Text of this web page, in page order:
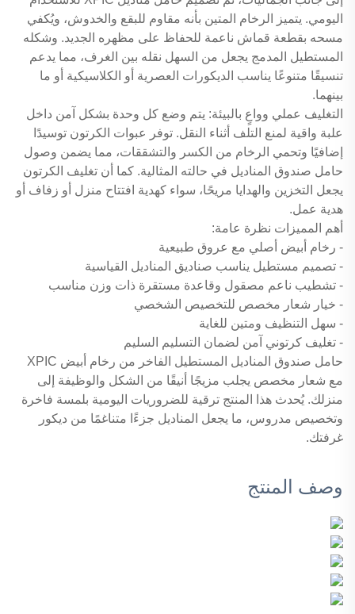
اليومي. يتميز الرخام المتين بأنه مقاوم للبقع والخدوش، ويُكفي
مسحه بقطعة قماش ناعمة للحفاظ على مظهره الجديد. وشكله
المستطيل المدمج يجعل من السهل نقله بين الغرف، مما يدعم
تنسيقًا متنوعًا يناسب الديكورات العصرية أو الكلاسيكية أو ما
بينهما.
التغليف عملي وواعٍ بالبيئة: يتم وضع كل وحدة بشكل آمن داخل
علبة واقية لمنع التلف أثناء النقل. توفر عبوات الكرتون توسيدًا
إضافيًا وتحمي الرخام من الكسر والتشققات، مما يضمن وصول
حامل صندوق المناديل في حالته المثالية. كما أن تغليف الكرتون
يجعل التخزين والهدايا مريحًا، سواء كهدية افتتاح منزل أو زفاف أو
هدية عمل.
أهم المميزات نظرة عامة:
- رخام أبيض أصلي مع عروق طبيعية
- تصميم مستطيل يناسب صناديق المناديل القياسية
- تشطيب ناعم مصقول وقاعدة مستقرة ذات وزن مناسب
- خيار شعار مخصص للتخصيص الشخصي
- سهل التنظيف ومتين للغاية
- تغليف كرتوني آمن لضمان التسليم السليم
حامل صندوق المناديل المستطيل الفاخر من رخام أبيض XPIC
مع شعار مخصص يجلب مزيجًا أنيقًا من الشكل والوظيفة إلى
منزلك. يُحدث هذا المنتج ترقية للضروريات اليومية بلمسة فاخرة
وتخصيص مدروس، ما يجعل المناديل جزءًا متناغمًا من ديكور
غرفتك.
وصف المنتج